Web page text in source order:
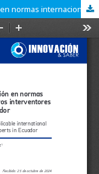
Manejo de la evidencia digital con visión en normas internacionales aplicables por los primeros interventores y peritos forenses en Ecuador